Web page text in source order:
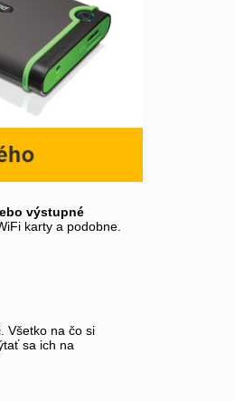
výstupné
karty a podobne.
Všetko na čo si
sa ich na